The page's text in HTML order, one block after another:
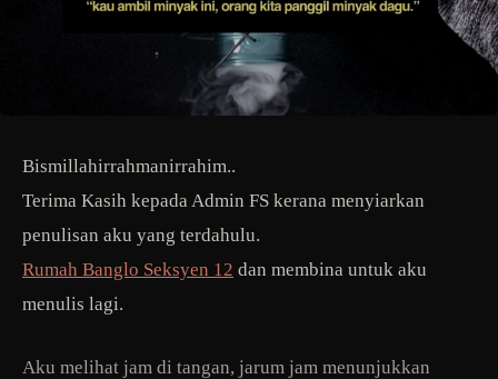
Bismillahirrahmanirrahim..
Terima Kasih kepada Admin FS kerana menyiarkan
penulisan aku yang terdahulu.
Rumah Banglo Seksyen 12 dan membina untuk aku
menulis lagi.
Aku melihat jam di tangan, jarum jam menunjukkan